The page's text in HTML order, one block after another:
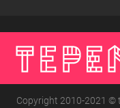
Copyright 2010-2021 ©